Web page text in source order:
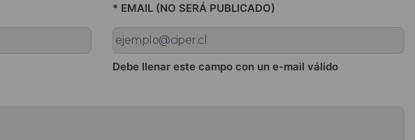
* EMAIL (NO SERÁ PUBLICADO)
Debe llenar este campo con un e-mail válido